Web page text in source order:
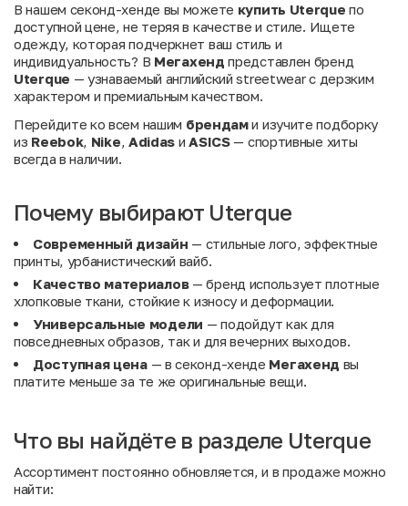
В нашем секонд-хенде вы можете купить Uterque по
доступной цене, не теряя в качестве и стиле. Ищете
одежду, которая подчеркнет ваш стиль и
индивидуальность? В Мегахенд представлен бренд
Uterque — узнаваемый английский streetwear с дерзким
характером и премиальным качеством.
Перейдите ко всем нашим брендами изучите подборку
из Reebok, Nike, Adidas иASICS— спортивные хиты
всегда в наличии.
Почему выбирают Uterque
Современный дизайн — стильные лого, эффектные
принты, урбанистический вайб.
Качество материалов— бренд использует плотные
хлопковые ткани, стойкие к износу и деформации.
Универсальные модели — подойдут как для
повседневных образов, так и для вечерних выходов.
Доступная цена— в секонд-хенде Мегахенд вы
платите меньше за те же оригинальные вещи.
Что вы найдёте в разделе Uterque
Ассортимент постоянно обновляется, и в продаже можно
найти: